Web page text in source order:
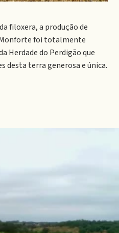
filoxera, a produção de
foi totalmente
Herdade do Perdigão que